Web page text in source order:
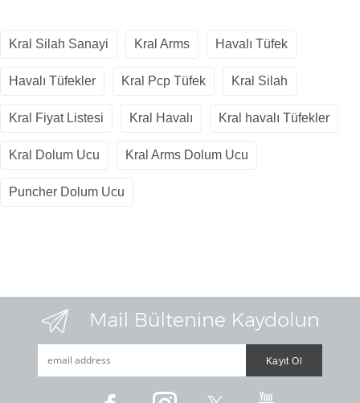
Kral Silah Sanayi Kral Arms Havalı Tüfek
Havalı Tüfekler Kral Pcp Tüfek Kral Silah
Kral Fiyat Listesi Kral Havalı Kral havalı Tüfekler
Kral Dolum Ucu Kral Arms Dolum Ucu
Puncher Dolum Ucu